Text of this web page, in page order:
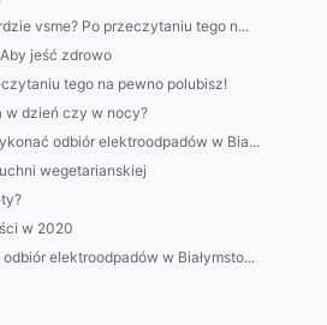
vsme? Po przeczytaniu tego n...
jeść zdrowo
tego na pewno polubisz!
w dzień czy w nocy?
odbiór elektroodpadów w Bia...
wegetarianskiej
w 2020
elektroodpadów w Białymsto...